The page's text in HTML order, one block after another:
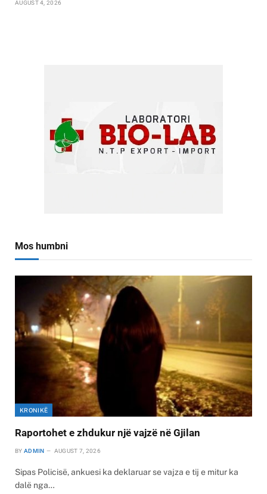
AUGUST 4, 2026
Mos humbni
KRONIKË
Raportohet e zhdukur një vajzë në Gjilan
BY ADMIN AUGUST 7, 2026
Sipas Policisë, ankuesi ka deklaruar se vajza e tij e mitur ka
dalë nga…